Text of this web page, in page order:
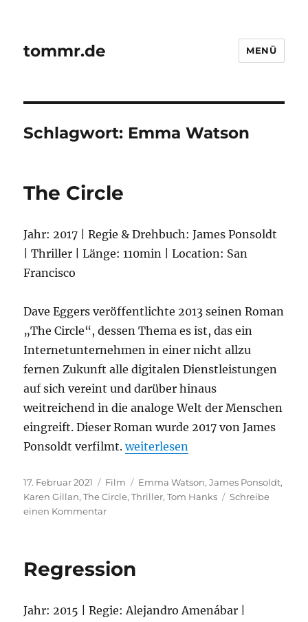
tommr.de MENÜ
Schlagwort: Emma Watson
The Circle
Jahr: 2017 | Regie & Drehbuch: James Ponsoldt
| Thriller | Länge: 110min | Location: San
Francisco
Dave Eggers veröffentlichte 2013 seinen Roman
„The Circle“, dessen Thema es ist, das ein
Internetunternehmen in einer nicht allzu
fernen Zukunft alle digitalen Dienstleistungen
auf sich vereint und darüber hinaus
weitreichend in die analoge Welt der Menschen
eingreift. Dieser Roman wurde 2017 von James
Ponsoldt verfilmt.„The Circle“
weiterlesen
Veröffentlicht
am
17. Februar 2021 Kategorien
Film Schlagwörter
Emma Watson,James Ponsoldt,
Karen Gillan,The Circle,Thriller,Tom Hanks
Schreibe
einen Kommentarzu
Regression
Jahr: 2015 | Regie: Alejandro Amenábar |